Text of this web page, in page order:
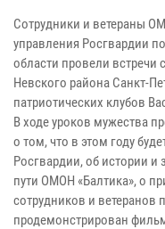
Сотрудники и ветераны
управления Росгвардии
области провели
Невского района Санкт-
патриотических клубов
В ходе уроков мужества
о том, что в этом году
Росгвардии, об истории и
пути ОМОН «Балтика», о
сотрудников и ветеранов
продемонстрирован